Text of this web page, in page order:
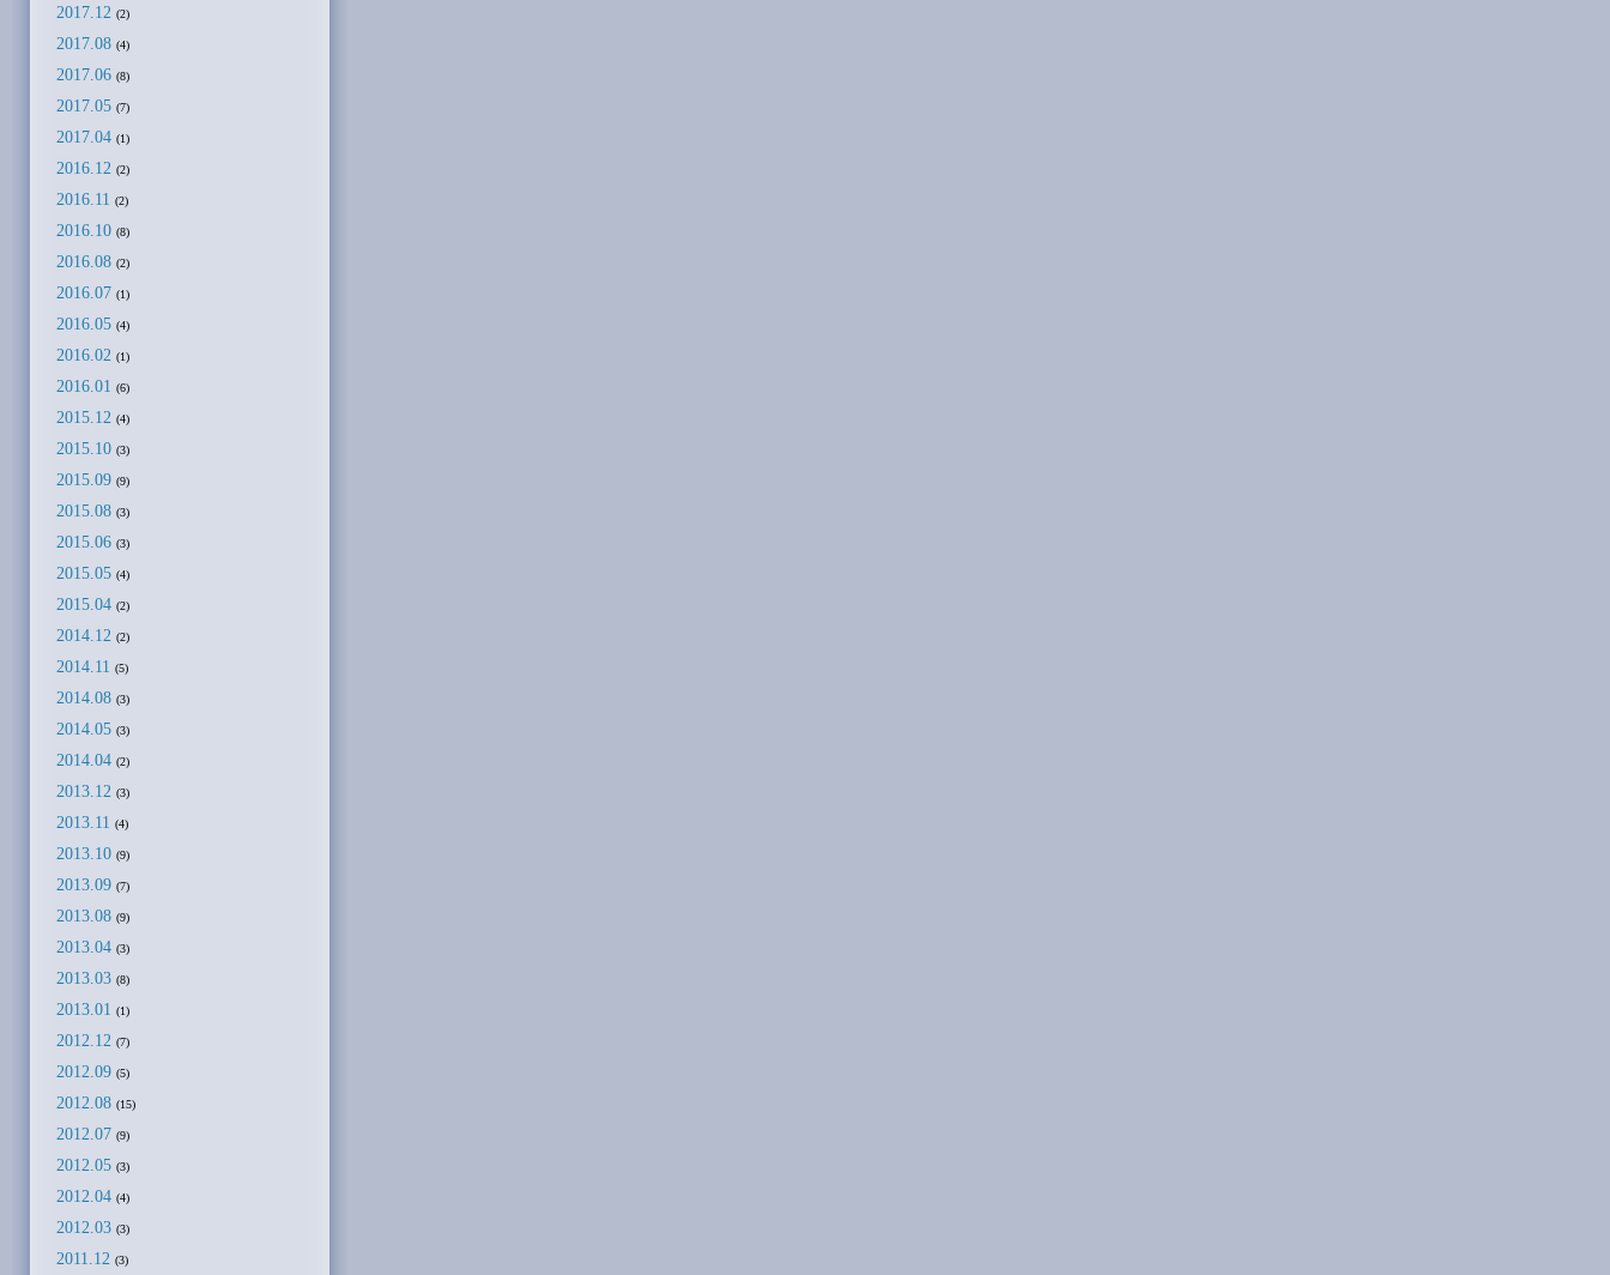
2017.12 (2)
2017.08 (4)
2017.06 (8)
2017.05 (7)
2017.04 (1)
2016.12 (2)
2016.11 (2)
2016.10 (8)
2016.08 (2)
2016.07 (1)
2016.05 (4)
2016.02 (1)
2016.01 (6)
2015.12 (4)
2015.10 (3)
2015.09 (9)
2015.08 (3)
2015.06 (3)
2015.05 (4)
2015.04 (2)
2014.12 (2)
2014.11 (5)
2014.08 (3)
2014.05 (3)
2014.04 (2)
2013.12 (3)
2013.11 (4)
2013.10 (9)
2013.09 (7)
2013.08 (9)
2013.04 (3)
2013.03 (8)
2013.01 (1)
2012.12 (7)
2012.09 (5)
2012.08 (15)
2012.07 (9)
2012.05 (3)
2012.04 (4)
2012.03 (3)
2011.12 (3)